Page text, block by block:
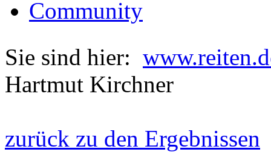
Community
Sie sind hier:
Hartmut Kirchner
zurück zu den Ergebnissen